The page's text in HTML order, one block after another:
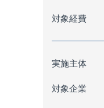
対象経費
実施主体
対象企業